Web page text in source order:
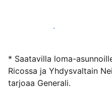
Ryhdy majoittajaksi
* Saatavilla loma-
Ricossa ja Yhdysvaltain
tarjoaa Generali.